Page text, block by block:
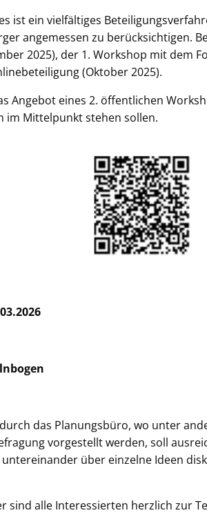
ist ein vielfältiges
angemessen zu berücksichtigen.
2025), der 1. Workshop mit dem
(Oktober 2025).
Angebot eines 2. öffentlichen
im Mittelpunkt stehen sollen.
das Planungsbüro, wo unter
vorgestellt werden, soll
über einzelne Ideen
sind alle Interessierten herzlich zur